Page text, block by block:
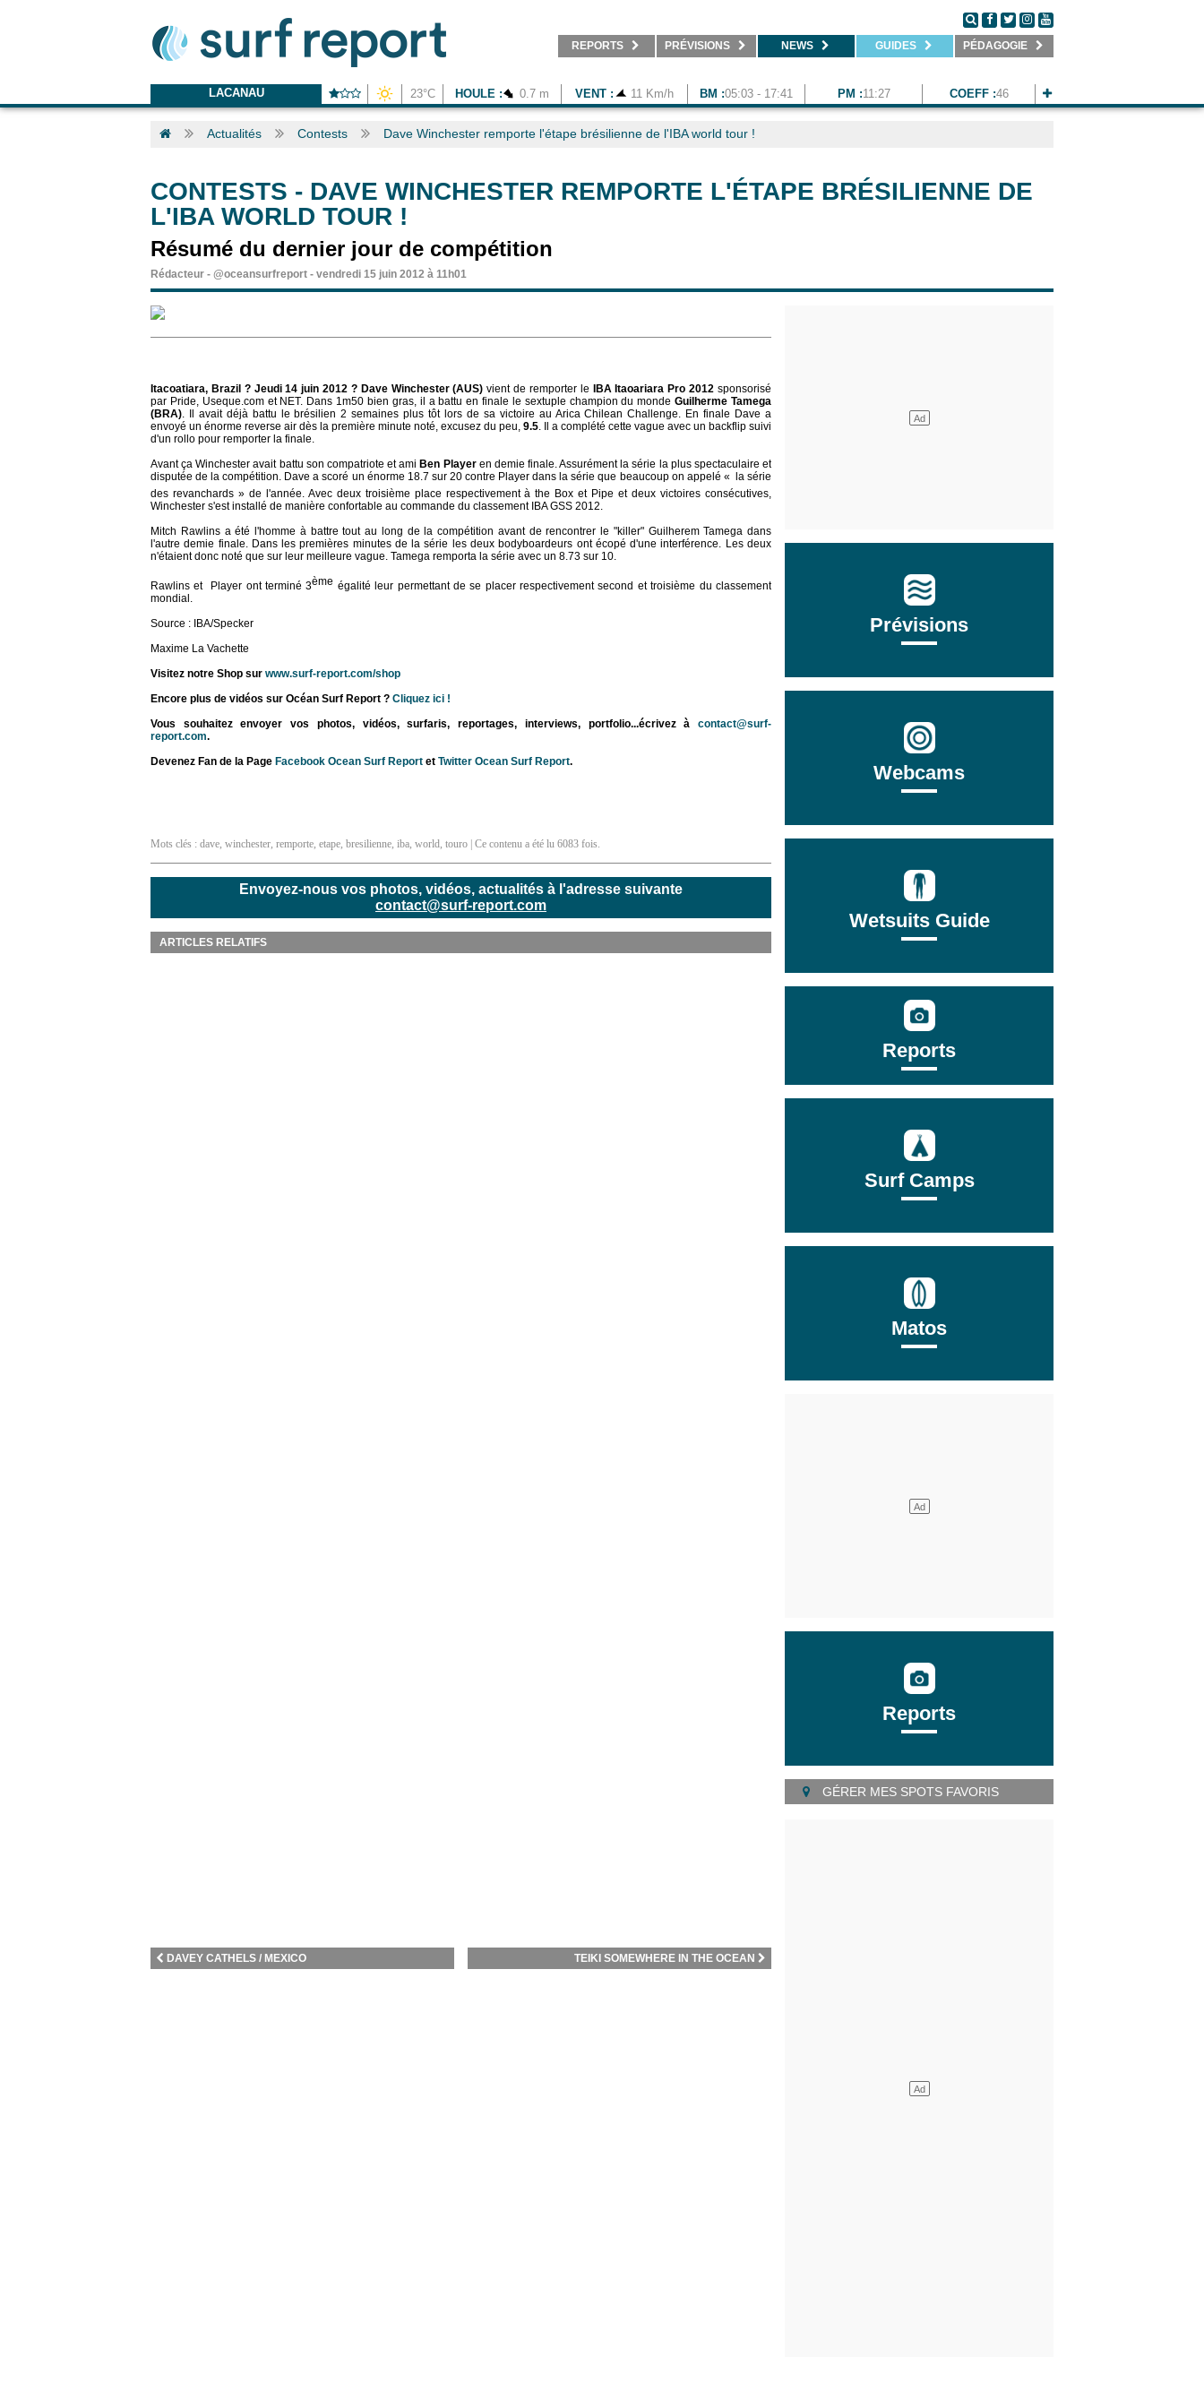
REPORTS PRÉVISIONS NEWS GUIDES PÉDAGOGIE
LACANAU 23°C HOULE : 0.7 m VENT : 11 Km/h BM :05:03 - 17:41 PM :11:27 COEFF :46
Actualités Contests Dave Winchester remporte l'étape brésilienne de l'IBA world tour !
CONTESTS - DAVE WINCHESTER REMPORTE L'ÉTAPE BRÉSILIENNE DE
L'IBA WORLD TOUR !
Résumé du dernier jour de compétition
Rédacteur - @oceansurfreport - vendredi 15 juin 2012 à 11h01
Itacoatiara, Brazil ? Jeudi 14 juin 2012 ? Dave Winchester (AUS) vient de remporter le IBA Itaoariara Pro 2012 sponsorisé
par Pride, Useque.com et NET. Dans 1m50 bien gras, il a battu en finale le sextuple champion du mondeGuilherme Tamega
(BRA). Il avait déjà battu le brésilien 2 semaines plus tôt lors de sa victoire au Arica Chilean Challenge. En finale Dave a
envoyé un énorme reverse air dès la première minute noté, excusez du peu, 9.5. Il a complété cette vague avec un backflip suivi
d'un rollo pour remporter la finale.
Avant ça Winchester avait battu son compatriote et ami Ben Playeren demie finale. Assurément la série la plus spectaculaire et
disputée de la compétition. Dave a scoré un énorme 18.7 sur 20 contre Player dans la série que beaucoup on appelé « la série
des revanchards » de l'année. Avec deux troisième place respectivement à the Box et Pipe et deux victoires consécutives,
Winchester s'est installé de manière confortable au commande du classement IBA GSS 2012.
Mitch Rawlins a été l'homme à battre tout au long de la compétition avant de rencontrer le "killer" Guilherem Tamega dans
l'autre demie finale. Dans les premières minutes de la série les deux bodyboardeurs ont écopé d'une interférence. Les deux
n'étaient donc noté que sur leur meilleure vague. Tamega remporta la série avec un 8.73 sur 10.
Rawlins et Player ont terminé 3ème égalité leur permettant de se placer respectivement second et troisième du classement
mondial.
Source : IBA/Specker
Maxime La Vachette
Visitez notre Shop sur www.surf-report.com/shop
Encore plus de vidéos sur Océan Surf Report ? Cliquez ici !
Vous souhaitez envoyer vos photos, vidéos, surfaris, reportages, interviews, portfolio...écrivez à
contact@surf-
report.com.
Devenez Fan de la Page Facebook Ocean Surf Report et Twitter Ocean Surf Report.
Mots clés : dave, winchester, remporte, etape, bresilienne, iba, world, touro | Ce contenu a été lu 6083 fois.
Envoyez-nous vos photos, vidéos, actualités à l'adresse suivante
contact@surf-report.com
ARTICLES RELATIFS
TEIKI SOMEWHERE IN THE OCEAN
DAVEY CATHELS / MEXICO
Prévisions
Webcams
Wetsuits Guide
Reports
Surf Camps
Matos
Reports
GÉRER MES SPOTS FAVORIS